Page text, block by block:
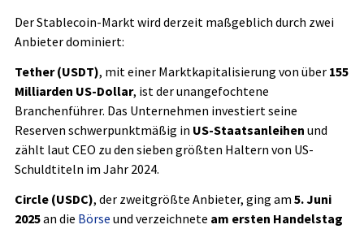
Der Stablecoin-Markt wird derzeit maßgeblich durch zwei
Anbieter dominiert:
Tether (USDT), mit einer Marktkapitalisierung von über 155
Milliarden US-Dollar, ist der unangefochtene
Branchenführer. Das Unternehmen investiert seine
Reserven schwerpunktmäßig in US-Staatsanleihen und
zählt laut CEO zu den sieben größten Haltern von US-
Schuldtiteln im Jahr 2024.
Circle (USDC), der zweitgrößte Anbieter, ging am 5. Juni
2025an die Börse und verzeichnete am ersten Handelstag